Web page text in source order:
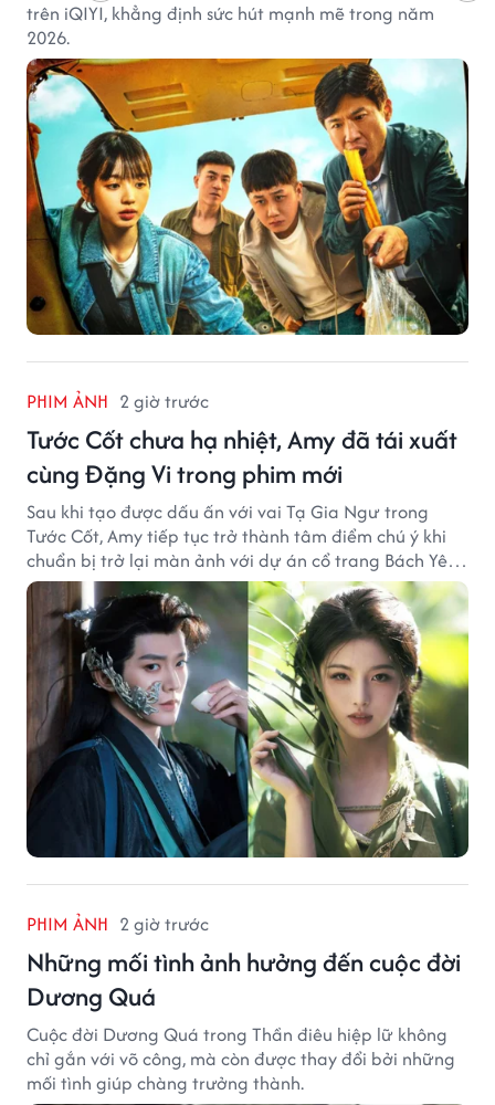
trên iQIYI, khẳng định sức hút mạnh mẽ trong năm
2026.
PHIM ẢNH 2 giờ trước
Tước Cốt chưa hạ nhiệt, Amy đã tái xuất
cùng Đặng Vi trong phim mới
Sau khi tạo được dấu ấn với vai Tạ Gia Ngư trong
Tước Cốt, Amy tiếp tục trở thành tâm điểm chú ý khi
chuẩn bị trở lại màn ảnh với dự án cổ trang Bách Yêu
Phổ.
PHIM ẢNH 2 giờ trước
Những mối tình ảnh hưởng đến cuộc đời
Dương Quá
Cuộc đời Dương Quá trong Thần điêu hiệp lữ không
chỉ gắn với võ công, mà còn được thay đổi bởi những
mối tình giúp chàng trưởng thành.